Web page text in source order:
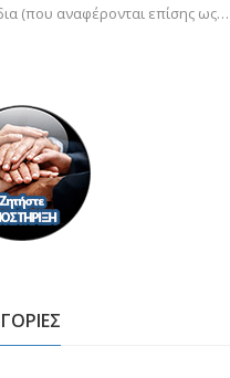
(που αναφέρονται επίσης ως…